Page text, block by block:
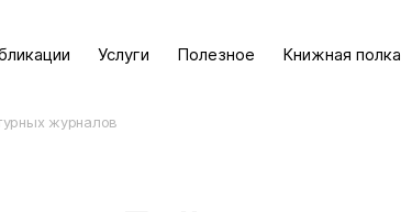
Услуги Полезное Книжная полка
журналов